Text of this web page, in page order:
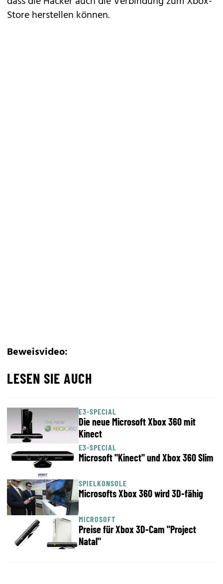
Store herstellen können.
Beweisvideo:
LESEN SIE AUCH
E3-SPECIAL
Die neue Microsoft Xbox 360 mit
Kinect
E3-SPECIAL
Microsoft "Kinect" und Xbox 360 Slim
SPIELKONSOLE
Microsofts Xbox 360 wird 3D-fähig
MICROSOFT
Preise für Xbox 3D-Cam "Project
Natal"